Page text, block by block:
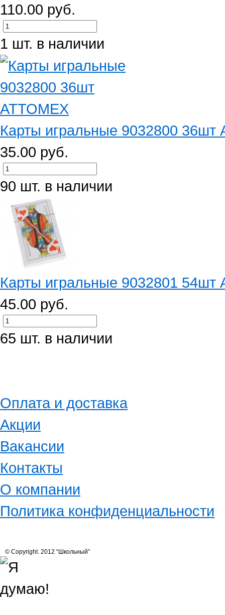
110.00 руб.
1 шт. в наличии
Карты игральные 9032800 36шт
35.00 руб.
90 шт. в наличии
Карты игральные 9032801 54шт
45.00 руб.
65 шт. в наличии
Оплата и доставка
Акции
Вакансии
Контакты
О компании
Политика конфиденциальности
© Copyright. 2012 “Школьный”